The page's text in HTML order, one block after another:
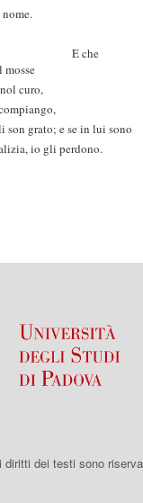
che
mosse
curo,
son grato; e se in lui sono
io gli perdono.
diritti dei testi sono